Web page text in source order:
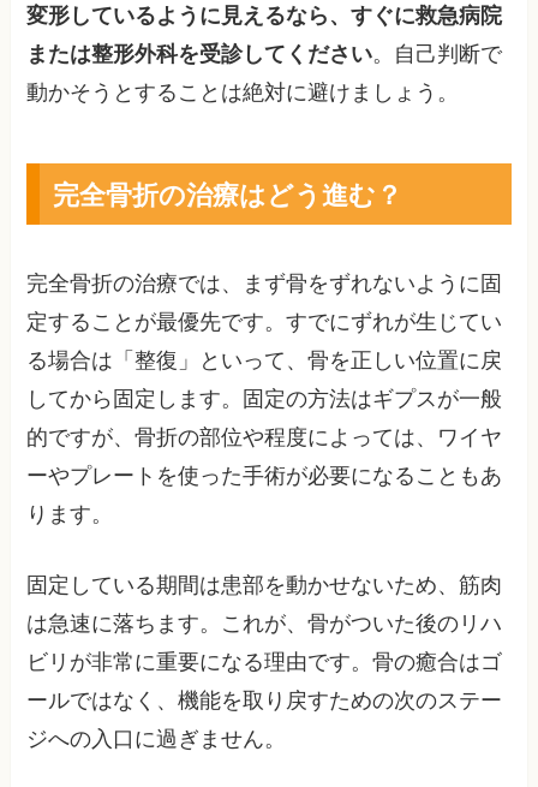
変形しているように見えるなら、すぐに救急病院
または整形外科を受診してください。自己判断で
動かそうとすることは絶対に避けましょう。
完全骨折の治療はどう進む？
完全骨折の治療では、まず骨をずれないように固
定することが最優先です。すでにずれが生じてい
る場合は「整復」といって、骨を正しい位置に戻
してから固定します。固定の方法はギプスが一般
的ですが、骨折の部位や程度によっては、ワイヤ
ーやプレートを使った手術が必要になることもあ
ります。
固定している期間は患部を動かせないため、筋肉
は急速に落ちます。これが、骨がついた後のリハ
ビリが非常に重要になる理由です。骨の癒合はゴ
ールではなく、機能を取り戻すための次のステー
ジへの入口に過ぎません。